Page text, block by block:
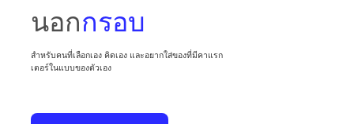
นอกกรอบ
สำหรับคนที่เลือกเอง คิดเอง และอยากใส่ของที่มีคาแรก
เตอร์ในแบบของตัวเอง